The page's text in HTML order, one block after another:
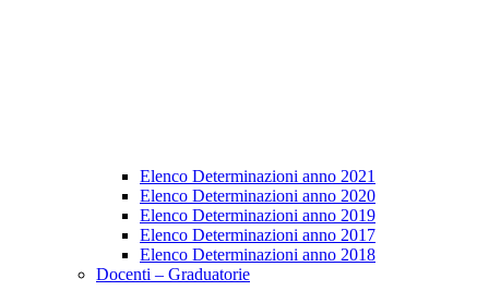
Elenco Determinazioni anno 2021
Elenco Determinazioni anno 2020
Elenco Determinazioni anno 2019
Elenco Determinazioni anno 2017
Elenco Determinazioni anno 2018
Docenti – Graduatorie